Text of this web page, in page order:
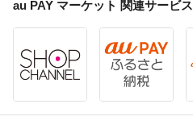
au PAY マーケット 関連サービス